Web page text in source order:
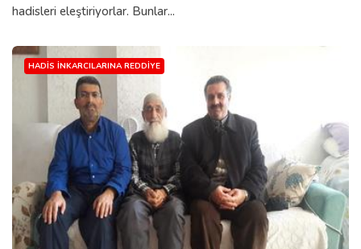
hadisleri eleştiriyorlar. Bunlar...
HADIS İNKARCILARINA REDDIYE